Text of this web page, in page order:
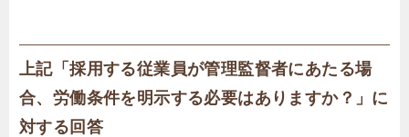
上記「採用する従業員が管理監督者にあたる場
合、労働条件を明示する必要はありますか？」に
対する回答